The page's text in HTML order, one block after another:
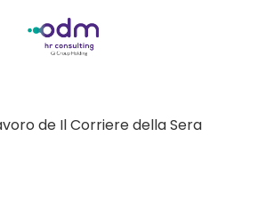
de Il Corriere della Sera